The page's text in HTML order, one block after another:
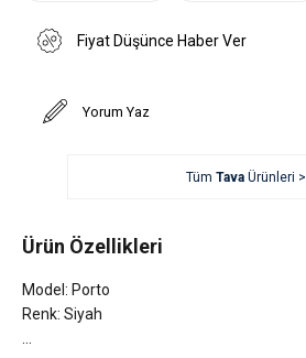
Fiyat Düşünce Haber Ver
Yorum Yaz
TümTava Ürünleri >
Ürün Özellikleri
Model: Porto
Renk: Siyah